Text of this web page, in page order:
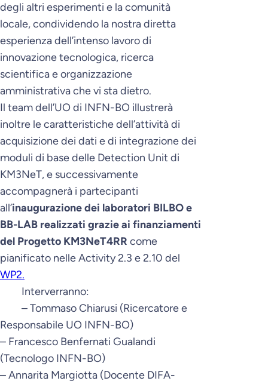
degli altri esperimenti e la comunità
locale, condividendo la nostra diretta
esperienza dell’intenso lavoro di
innovazione tecnologica, ricerca
scientifica e organizzazione
amministrativa che vi sta dietro.
Il team dell’UO di INFN-BO illustrerà
inoltre le caratteristiche dell’attività di
acquisizione dei dati e di integrazione dei
moduli di base delle Detection Unit di
KM3NeT, e successivamente
accompagnerà i partecipanti
all’inaugurazione dei laboratori BILBO e
BB-LAB realizzati grazie ai finanziamenti
del Progetto KM3NeT4RR come
pianificato nelle Activity 2.3 e 2.10 del
WP2.
Interverranno:
– Tommaso Chiarusi (Ricercatore e
Responsabile UO INFN-BO)
– Francesco Benfernati Gualandi
(Tecnologo INFN-BO)
– Annarita Margiotta (Docente DIFA-